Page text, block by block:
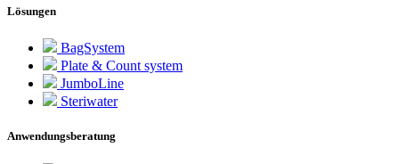
Lösungen
BagSystem
Plate & Count system
JumboLine
Steriwater
Anwendungsberatung